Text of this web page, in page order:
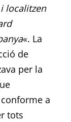
localitzen
«. La
de
per la
a
tots